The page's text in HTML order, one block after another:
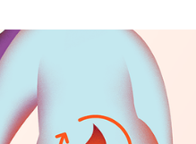
können auch gleichzeitig
Einschätzung zusätzlich
worauf es ankommt.